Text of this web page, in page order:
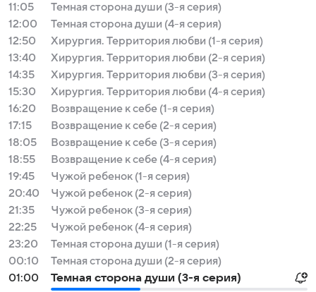
11:05
Темная сторона души (3-я серия)
12:00
Темная сторона души (4-я серия)
12:50
Хирургия. Территория любви (1-я серия)
13:40
Хирургия. Территория любви (2-я серия)
14:35
Хирургия. Территория любви (3-я серия)
15:30
Хирургия. Территория любви (4-я серия)
16:20
Возвращение к себе (1-я серия)
17:15
Возвращение к себе (2-я серия)
18:05
Возвращение к себе (3-я серия)
18:55
Возвращение к себе (4-я серия)
19:45
Чужой ребенок (1-я серия)
20:40
Чужой ребенок (2-я серия)
21:35
Чужой ребенок (3-я серия)
22:25
Чужой ребенок (4-я серия)
23:20
Темная сторона души (1-я серия)
00:10
Темная сторона души (2-я серия)
01:00
Темная сторона души (3-я серия)